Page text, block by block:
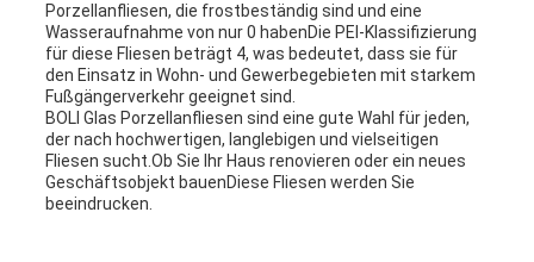
Porzellanfliesen, die frostbeständig sind und eine
Wasseraufnahme von nur 0 habenDie PEI-Klassifizierung
für diese Fliesen beträgt 4, was bedeutet, dass sie für
den Einsatz in Wohn- und Gewerbegebieten mit starkem
Fußgängerverkehr geeignet sind.
BOLI Glas Porzellanfliesen sind eine gute Wahl für jeden,
der nach hochwertigen, langlebigen und vielseitigen
Fliesen sucht.Ob Sie Ihr Haus renovieren oder ein neues
Geschäftsobjekt bauenDiese Fliesen werden Sie
beeindrucken.